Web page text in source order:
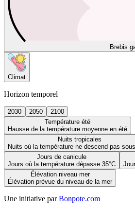
Brebis
Climat
Horizon temporel
2030 2050
2100
Température été
Hausse de la température moyenne en été
Nuits tropicales
Nuits où la température ne descend pas
Jours de canicule
Jours où la température dépasse 35°C
Élévation niveau mer
Élévation prévue du niveau de la mer
Une initiative par Bonpote.com